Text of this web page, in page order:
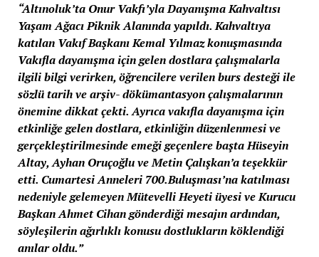
“Altınoluk’ta Onur Vakfı’yla Dayanışma Kahvaltısı
Yaşam Ağacı Piknik Alanında yapıldı. Kahvaltıya
katılan Vakıf Başkanı Kemal Yılmaz konuşmasında
Vakıfla dayanışma için gelen dostlara çalışmalarla
ilgili bilgi verirken, öğrencilere verilen burs desteği ile
sözlü tarih ve arşiv- dökümantasyon çalışmalarının
önemine dikkat çekti. Ayrıca vakıfla dayanışma için
etkinliğe gelen dostlara, etkinliğin düzenlenmesi ve
gerçekleştirilmesinde emeği geçenlere başta Hüseyin
Altay, Ayhan Oruçoğlu ve Metin Çalışkan’a teşekkür
etti. Cumartesi Anneleri 700.Buluşması’na katılması
nedeniyle gelemeyen Mütevelli Heyeti üyesi ve Kurucu
Başkan Ahmet Cihan gönderdiği mesajın ardından,
söyleşilerin ağırlıklı konusu dostlukların köklendiği
anılar oldu.”